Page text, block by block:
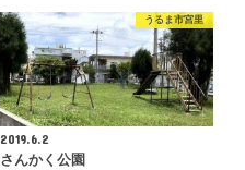
うるま市宮里
2019.6.2
さんかく公園